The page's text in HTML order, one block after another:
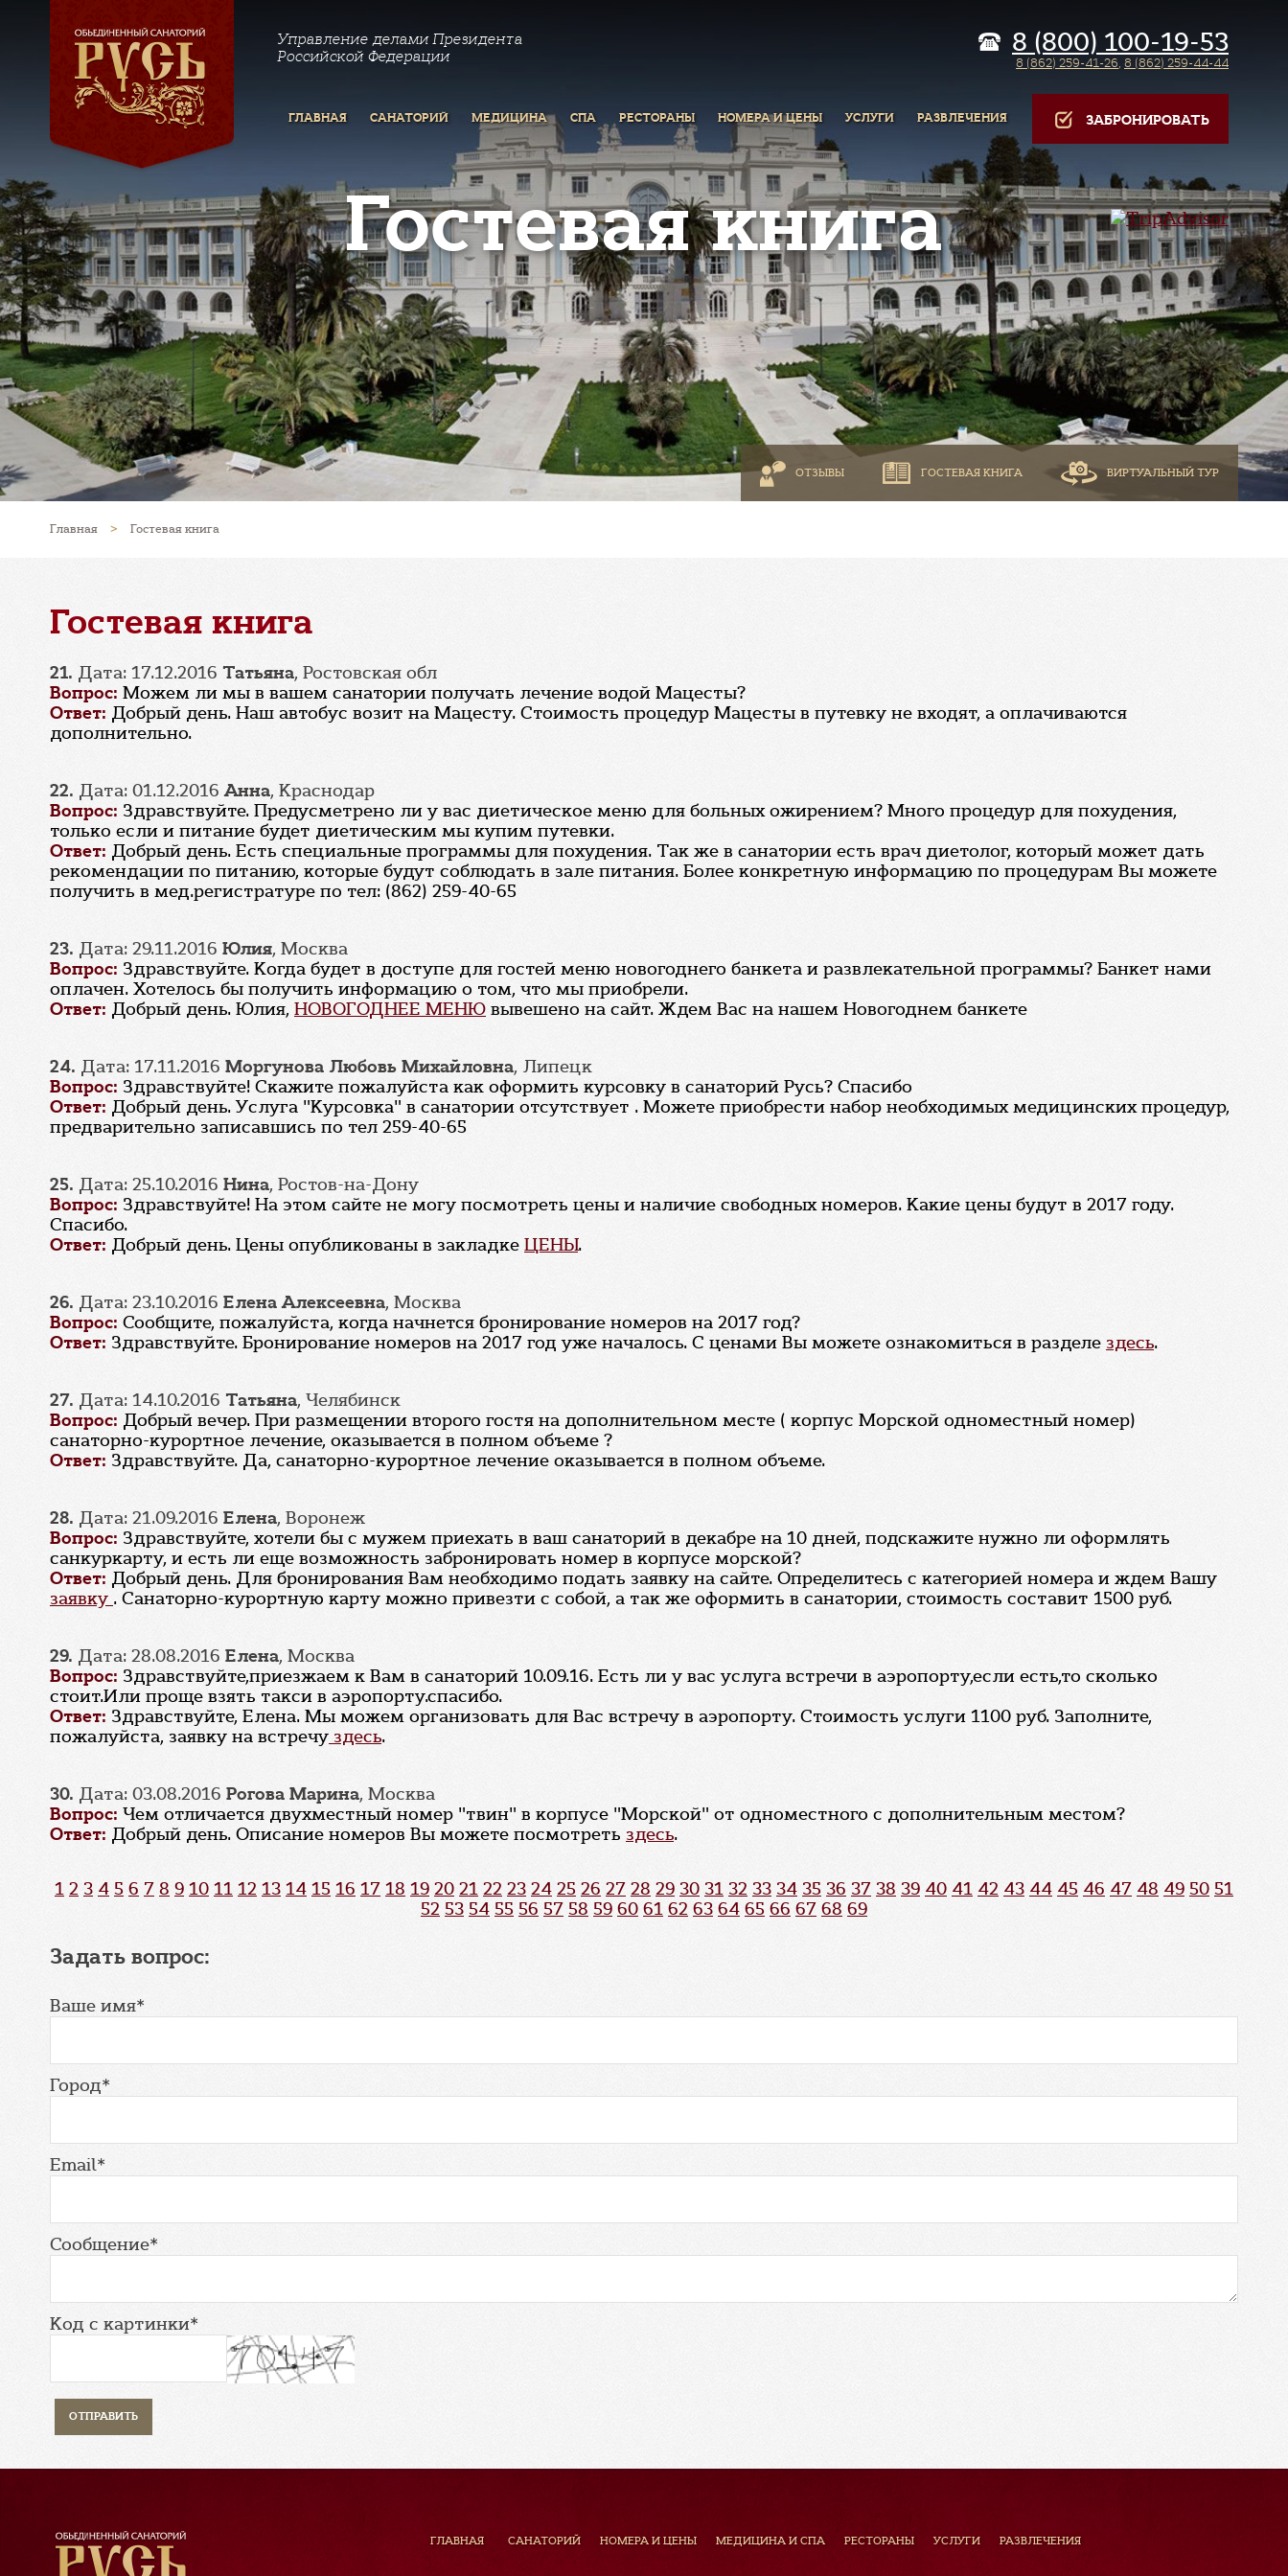
Управление делами Президента
Российской Федерации
8 (800) 100-19-53
8 (862) 259-41-26, 8 (862) 259-44-44
ГЛАВНАЯ САНАТОРИЙ МЕДИЦИНА СПА РЕСТОРАНЫ НОМЕРА И ЦЕНЫ УСЛУГИ РАЗВЛЕЧЕНИЯ ЗАБРОНИРОВАТЬ
Гостевая книга
ОТЗЫВЫ ГОСТЕВАЯ КНИГА ВИРТУАЛЬНЫЙ ТУР
Главная > Гостевая книга
Гостевая книга
21. Дата: 17.12.2016 Татьяна, Ростовская обл
Вопрос: Можем ли мы в вашем санатории получать лечение водой Мацесты?
Ответ: Добрый день. Наш автобус возит на Мацесту. Стоимость процедур Мацесты в путевку не входят, а оплачиваются
дополнительно.
22. Дата: 01.12.2016Анна, Краснодар
Вопрос: Здравствуйте. Предусметрено ли у вас диетическое меню для больных ожирением? Много процедур для похудения,
только если и питание будет диетическим мы купим путевки.
Ответ: Добрый день. Есть специальные программы для похудения. Так же в санатории есть врач диетолог, который может дать
рекомендации по питанию, которые будут соблюдать в зале питания. Более конкретную информацию по процедурам Вы можете
получить в мед.регистратуре по тел: (862) 259-40-65
23. Дата: 29.11.2016 Юлия, Москва
Вопрос: Здравствуйте. Когда будет в доступе для гостей меню новогоднего банкета и развлекательной программы? Банкет нами
оплачен. Хотелось бы получить информацию о том, что мы приобрели.
Ответ: Добрый день. Юлия, НОВОГОДНЕЕ МЕНЮ вывешено на сайт. Ждем Вас на нашем Новогоднем банкете
24. Дата: 17.11.2016 Моргунова Любовь Михайловна, Липецк
Вопрос: Здравствуйте! Скажите пожалуйста как оформить курсовку в санаторий Русь? Спасибо
Ответ: Добрый день. Услуга "Курсовка" в санатории отсутствует . Можете приобрести набор необходимых медицинских процедур,
предварительно записавшись по тел 259-40-65
25. Дата: 25.10.2016 Нина, Ростов-на-Дону
Вопрос: Здравствуйте! На этом сайте не могу посмотреть цены и наличие свободных номеров. Какие цены будут в 2017 году.
Спасибо.
Ответ: Добрый день. Цены опубликованы в закладке ЦЕНЫ.
26. Дата: 23.10.2016 Елена Алексеевна, Москва
Вопрос: Сообщите, пожалуйста, когда начнется бронирование номеров на 2017 год?
Ответ: Здравствуйте. Бронирование номеров на 2017 год уже началось. С ценами Вы можете ознакомиться в разделе здесь.
27. Дата: 14.10.2016 Татьяна, Челябинск
Вопрос: Добрый вечер. При размещении второго гостя на дополнительном месте ( корпус Морской одноместный номер)
санаторно-курортное лечение, оказывается в полном объеме ?
Ответ: Здравствуйте. Да, санаторно-курортное лечение оказывается в полном объеме.
28. Дата: 21.09.2016 Елена, Воронеж
Вопрос: Здравствуйте, хотели бы с мужем приехать в ваш санаторий в декабре на 10 дней, подскажите нужно ли оформлять
санкуркарту, и есть ли еще возможность забронировать номер в корпусе морской?
Ответ: Добрый день. Для бронирования Вам необходимо подать заявку на сайте. Определитесь с категорией номера и ждем Вашу
заявку . Санаторно-курортную карту можно привезти с собой, а так же оформить в санатории, стоимость составит 1500 руб.
29. Дата: 28.08.2016 Елена, Москва
Вопрос: Здравствуйте,приезжаем к Вам в санаторий 10.09.16. Есть ли у вас услуга встречи в аэропорту,если есть,то сколько
стоит.Или проще взять такси в аэропорту.спасибо.
Ответ: Здравствуйте, Елена. Мы можем организовать для Вас встречу в аэропорту. Стоимость услуги 1100 руб. Заполните,
пожалуйста, заявку на встречу здесь.
30. Дата: 03.08.2016 Рогова Марина, Москва
Вопрос: Чем отличается двухместный номер "твин" в корпусе "Морской" от одноместного с дополнительным местом?
Ответ: Добрый день. Описание номеров Вы можете посмотреть здесь.
1 2 3 4 5 6 7 8 9 10 11 12 13 14 15 16 17 18 19 20 21 22 23 24 25 26 27 28 29 30 31 32 33 34 35 36 37 38 39 40 41 42 43 44 45 46 47 48 49 50 51
52 53 54 55 56 57 58 59 60 61 62 63 64 65 66 67 68 69
Задать вопрос:
Ваше имя*
Город*
Email*
Сообщение*
Код с картинки*
ГЛАВНАЯ САНАТОРИЙ НОМЕРА И ЦЕНЫ МЕДИЦИНА И СПА РЕСТОРАНЫ УСЛУГИ РАЗВЛЕЧЕНИЯ